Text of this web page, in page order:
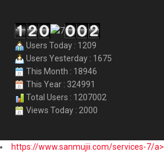
Users Today : 1209
Users Yesterday : 1675
This Month : 18946
This Year : 324991
Total Users : 1207002
Views Today : 2000
https://www.sanmujii.com/services-7/a>